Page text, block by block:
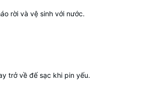
rời và vệ sinh với nước.
trở về đế sạc khi pin yếu.